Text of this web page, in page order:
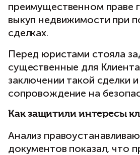
преимущественном праве
выкуп недвижимости при
сделках.
Перед юристами стояла
существенные для
заключении такой сделки
сопровождение на
Как защитили интересы
Анализ
документов показал, что